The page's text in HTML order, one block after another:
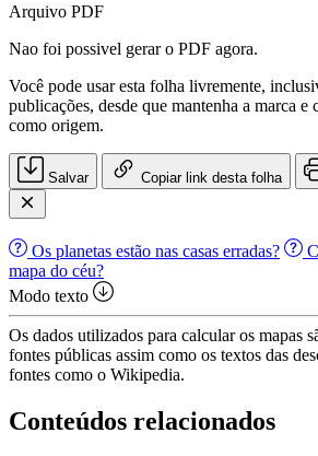
Arquivo PDF
Nao foi possivel gerar o PDF agora.
Você pode usar esta folha livremente,
publicações, desde que mantenha a marca e
como origem.
Salvar Copiar link desta folha
Os planetas estão nas casas erradas?
mapa do céu?
Modo texto
Os dados utilizados para calcular os mapas
fontes públicas assim como os textos das
fontes como o Wikipedia.
Conteúdos relacionados